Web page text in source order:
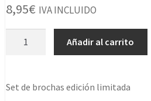
8,95€ IVA INCLUIDO
cookie
Añadir al carrito
Set de brochas edición limitada